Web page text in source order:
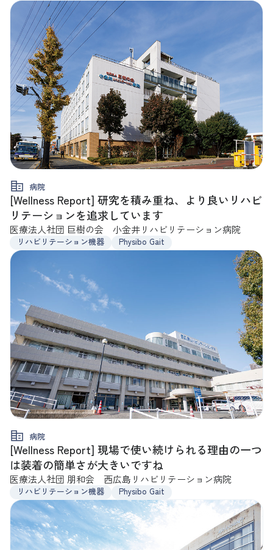
病院
[Wellness Report] 研究を積み重ね、より良いリハビ
リテーションを追求しています
医療法人社団 巨樹の会 小金井リハビリテーション病院
リハビリテーション機器 Physibo Gait
病院
[Wellness Report] 現場で使い続けられる理由の一つ
は装着の簡単さが大きいですね
医療法人社団 朋和会 西広島リハビリテーション病院
リハビリテーション機器 Physibo Gait